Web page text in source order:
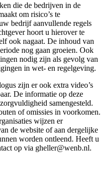
die de bedrijven in de
om risico’s te
bedrijf aanvullende regels
hoort u hierover te
ook nagaat. De inhoud van
nog gaan groeien. Ook
nodig zijn als gevolg van
in wet- en regelgeving.
zijn er ook extra video’s
De informatie op deze
samengesteld.
of omissies in voorkomen.
wijzen er
de website of aan dergelijke
worden ontleend. Heeft u
op via gheller@wenb.nl.